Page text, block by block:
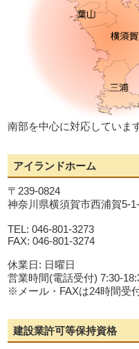
南部を中心に対応していま
アイランドホーム
〒239-0824
神奈川県横須賀市西浦賀5-
TEL: 046-801-3273
FAX: 046-801-3274
休業日: 日曜日
営業時間(電話受付) 7:30-
※メール・FAXは24時間受
建設業許可等保持資格